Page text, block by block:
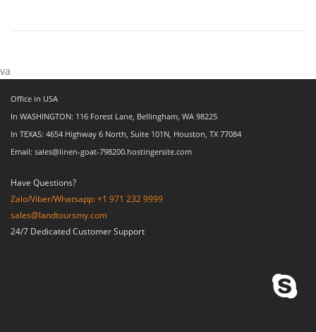
va
Office in USA
In WASHINGTON: 116 Forest Lane, Bellingham, WA 98225
In TEXAS: 4654 Highway 6 North, Suite 101N, Houston, TX 77084
Email: sales@linen-goat-798200.hostingersite.com
Have Questions?
Zalo/Viber/Whatsapp: +1 971 232 9999
sales@landtoursmy.com
24/7 Dedicated Customer Support